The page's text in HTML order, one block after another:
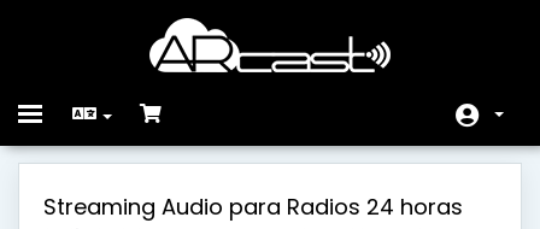
Toggle
Streaming Audio para Radios 24 horas